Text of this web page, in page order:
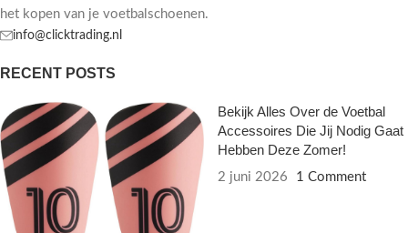
het kopen van je voetbalschoenen.
info@clicktrading.nl
RECENT POSTS
Bekijk Alles Over de Voetbal
Accessoires Die Jij Nodig Gaat
Hebben Deze Zomer!
2 juni 2026 1 Comment